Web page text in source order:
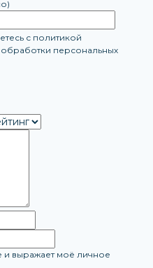
с политикой
персональных
и выражает моё личное